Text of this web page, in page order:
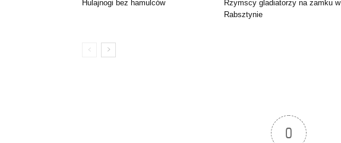
Hulajnogi bez hamulców
Rzymscy gladiatorzy na zamku w
Rabsztynie
0